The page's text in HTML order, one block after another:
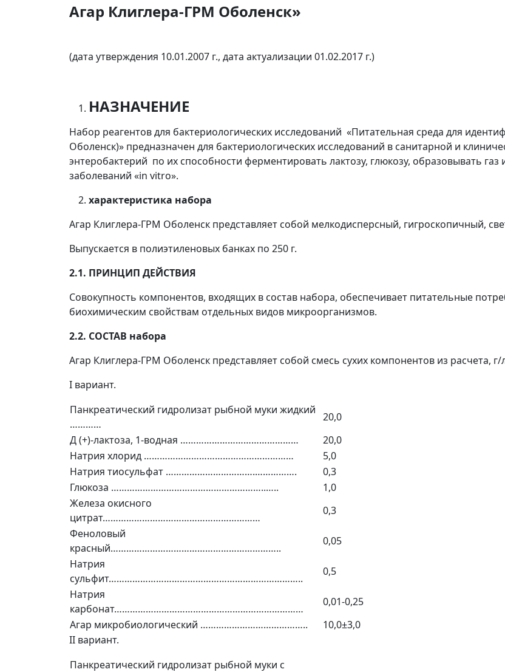
Агар Клиглера-ГРМ Оболенск»
(дата утверждения 10.01.2007 г., дата актуализации 01.02.2017 г.)
НАЗНАЧЕНИЕ
Набор реагентов для бактериологических исследований «Питательная среда для
Оболенск)» предназначен для бактериологических исследований в санитарной и
энтеробактерий по их способности ферментировать лактозу, глюкозу, образовывать
заболеваний «in vitro».
характеристика набора
Агар Клиглера-ГРМ Оболенск представляет собой мелкодисперсный, гигроскопичный,
Выпускается в полиэтиленовых банках по 250 г.
2.1. ПРИНЦИП ДЕЙСТВИЯ
Совокупность компонентов, входящих в состав набора, обеспечивает питательные
биохимическим свойствам отдельных видов микроорганизмов.
2.2. СОСТАВ набора
Агар Клиглера-ГРМ Оболенск представляет собой смесь сухих компонентов из расчета, г/
I вариант.
Панкреатический гидролизат рыбной муки жидкий
…………
20,0
Д (+)-лактоза, 1-водная ………………………………………
20,0
Натрия хлорид …………………………………………………
5,0
Натрия тиосульфат …………………………….…………….
0,3
Глюкоза …………………………………………………..…..
1,0
Железа окисного
цитрат……………………………………………………
0,3
Феноловый
красный………………………………………………………..
0,05
Натрия
сульфит………………………………………………………………..
0,5
Натрия
карбонат………………………………………………………………
0,01-0,25
Агар микробиологический …………………………………..
10,0±3,0
II вариант.
Панкреатический гидролизат рыбной муки с